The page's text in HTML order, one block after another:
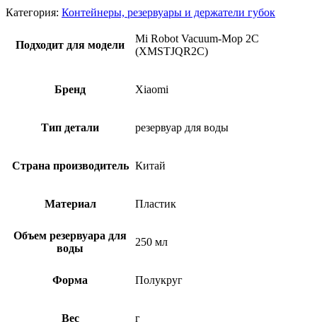
Категория: Контейнеры, резервуары и держатели губок
Подходит для модели
Mi Robot Vacuum-Mop 2C
(XMSTJQR2C)
Бренд Xiaomi
Тип детали резервуар для воды
Страна производитель Китай
Материал Пластик
Объем резервуара для
воды
250 мл
Форма Полукруг
Вес г